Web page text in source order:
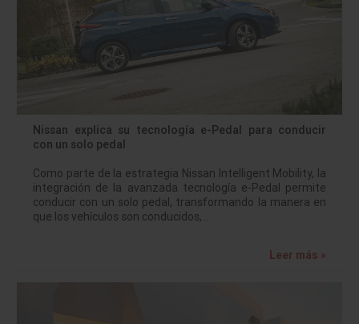
Nissan explica su tecnología e-Pedal para conducir
con un solo pedal
Como parte de la estrategia Nissan Intelligent Mobility, la
integración de la avanzada tecnología e-Pedal permite
conducir con un solo pedal, transformando la manera en
que los vehículos son conducidos,…
Leer más »